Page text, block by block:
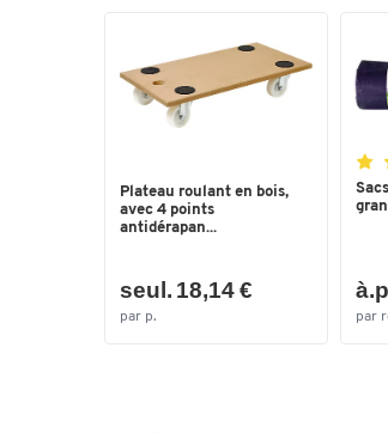
Plateau roulant en bois,
avec 4 points
antidérapan...
seul. 18,14 €
par p. par